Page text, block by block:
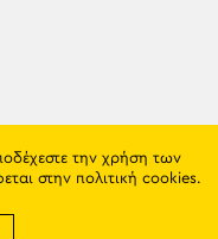
την χρήση των
στην πολιτική cookies.